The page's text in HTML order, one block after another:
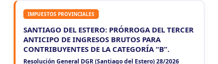
IMPUESTOS PROVINCIALES
SANTIAGO DEL ESTERO: PRÓRROGA DEL TERCER
ANTICIPO DE INGRESOS BRUTOS PARA
CONTRIBUYENTES DE LA CATEGORÍA “B”.
Resolución General DGR (Santiago del Estero) 28/2026